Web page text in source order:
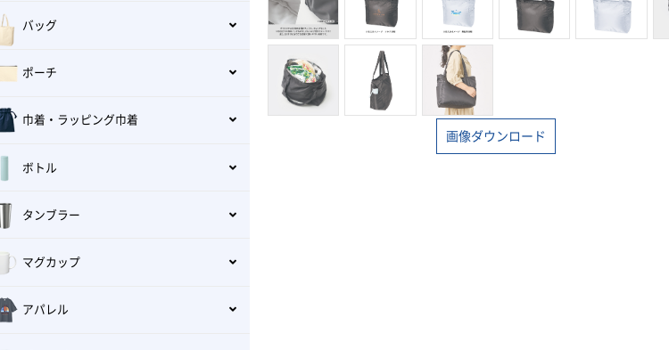
画像ダウンロード
バッグ
ポーチ
巾着・ラッピング巾着
ボトル
タンブラー
マグカップ
アパレル